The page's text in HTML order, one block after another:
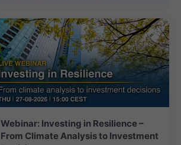
Webinar: Investing in Resilience –
From Climate Analysis to Investment